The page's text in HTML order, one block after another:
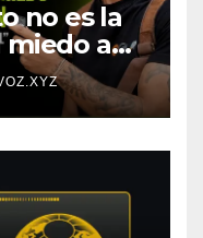
no es la
miedo a